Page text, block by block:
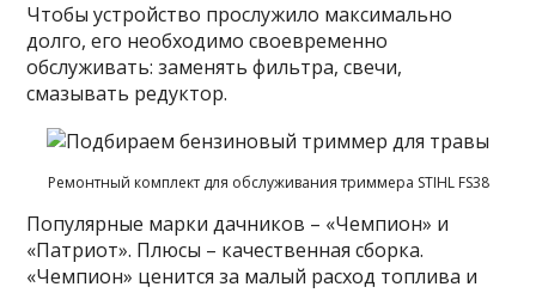
Чтобы устройство прослужило максимально
долго, его необходимо своевременно
обслуживать: заменять фильтра, свечи,
смазывать редуктор.
Ремонтный комплект для обслуживания триммера STIHL FS38
Популярные марки дачников – «Чемпион» и
«Патриот». Плюсы – качественная сборка.
«Чемпион» ценится за малый расход топлива и